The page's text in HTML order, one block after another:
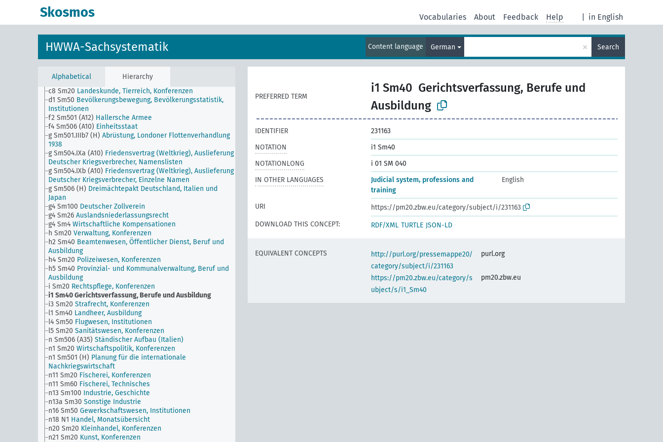
Skosmos in English
Vocabularies About Feedback Help
HWWA-Sachsystematik Content language German × Search
Alphabetical Hierarchy
c5 Sm20 Landeskunde, Klima, Konferenzen
c5 Sm501 (H)
Wetterdienst, Flugwetterdienst
c8 Sm20 Landeskunde, Tierreich, Konferenzen
d1 Sm50 Bevölkerungsbewegung, Bevölkerungsstatistik,
Institutionen
f2 Sm501 (A12) Hallersche Armee
f4 Sm506 (A10) Einheitsstaat
g Sm501.IIIb7 (H) Abrüstung, Londoner Flottenverhandlung
1938
g Sm504.IXa (A10) Friedensvertrag (Weltkrieg), Auslieferung
Deutscher Kriegsverbrecher, Namenslisten
g Sm504.IXb (A10) Friedensvertrag (Weltkrieg), Auslieferung
Deutscher Kriegsverbrecher, Einzelne Namen
g Sm506 (H) Dreimächtepakt Deutschland, Italien und
Japan
g4 Sm100 Deutscher Zollverein
g4 Sm26 Auslandsniederlassungsrecht
g4 Sm4 Wirtschaftliche Kompensationen
h Sm20 Verwaltung, Konferenzen
h2 Sm40 Beamtenwesen, Öffentlicher Dienst, Beruf und
Ausbildung
h4 Sm20 Polizeiwesen, Konferenzen
h5 Sm40 Provinzial- und Kommunalverwaltung, Beruf und
Ausbildung
i Sm20 Rechtspflege, Konferenzen
i1 Sm40Gerichtsverfassung, Berufe und Ausbildung
i3 Sm20 Strafrecht, Konferenzen
l1 Sm40 Landheer, Ausbildung
l4 Sm50 Flugwesen, Institutionen
l5 Sm20 Sanitätswesen, Konferenzen
n Sm506 (A35) Ständischer Aufbau (Italien)
n1 Sm20 Wirtschaftspolitik, Konferenzen
n1 Sm501 (H) Planung für die internationale
Nachkriegswirtschaft
n11 Sm20 Fischerei, Konferenzen
n11 Sm60 Fischerei, Technisches
n13 Sm100 Industrie, Geschichte
n13a Sm30 Sonstige Industrie
n16 Sm50 Gewerkschaftswesen, Institutionen
n18 N1 Handel, Monatsübersicht
n20 Sm20 Kleinhandel, Konferenzen
n21 Sm20 Kunst, Konferenzen
PREFERRED TERM
i1 Sm40 Gerichtsverfassung, Berufe und
Ausbildung
IDENTIFIER
231163
NOTATION
i1 Sm40
NOTATIONLONG
i 01 SM 040
IN OTHER LANGUAGES
Judicial system, professions and
training
English
URI
https://pm20.zbw.eu/category/subject/i/231163
DOWNLOAD THIS CONCEPT:
RDF/XML TURTLE JSON-LD
EQUIVALENT CONCEPTS
http://purl.org/pressemappe20/
category/subject/i/231163
purl.org
https://pm20.zbw.eu/category/s
ubject/s/i1_Sm40
pm20.zbw.eu